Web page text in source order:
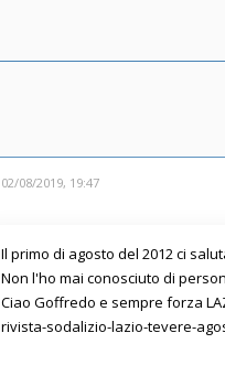
02/08/2019, 19:47
Il primo di agosto del 2012 ci
Non l'ho mai conosciuto di
Ciao Goffredo e sempre forza
rivista-sodalizio-lazio-tevere-